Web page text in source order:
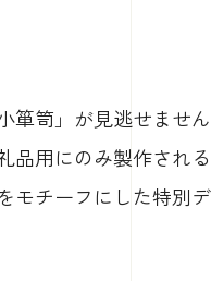
箪笥」が見逃せませ
用にのみ製作され
モチーフにした特別